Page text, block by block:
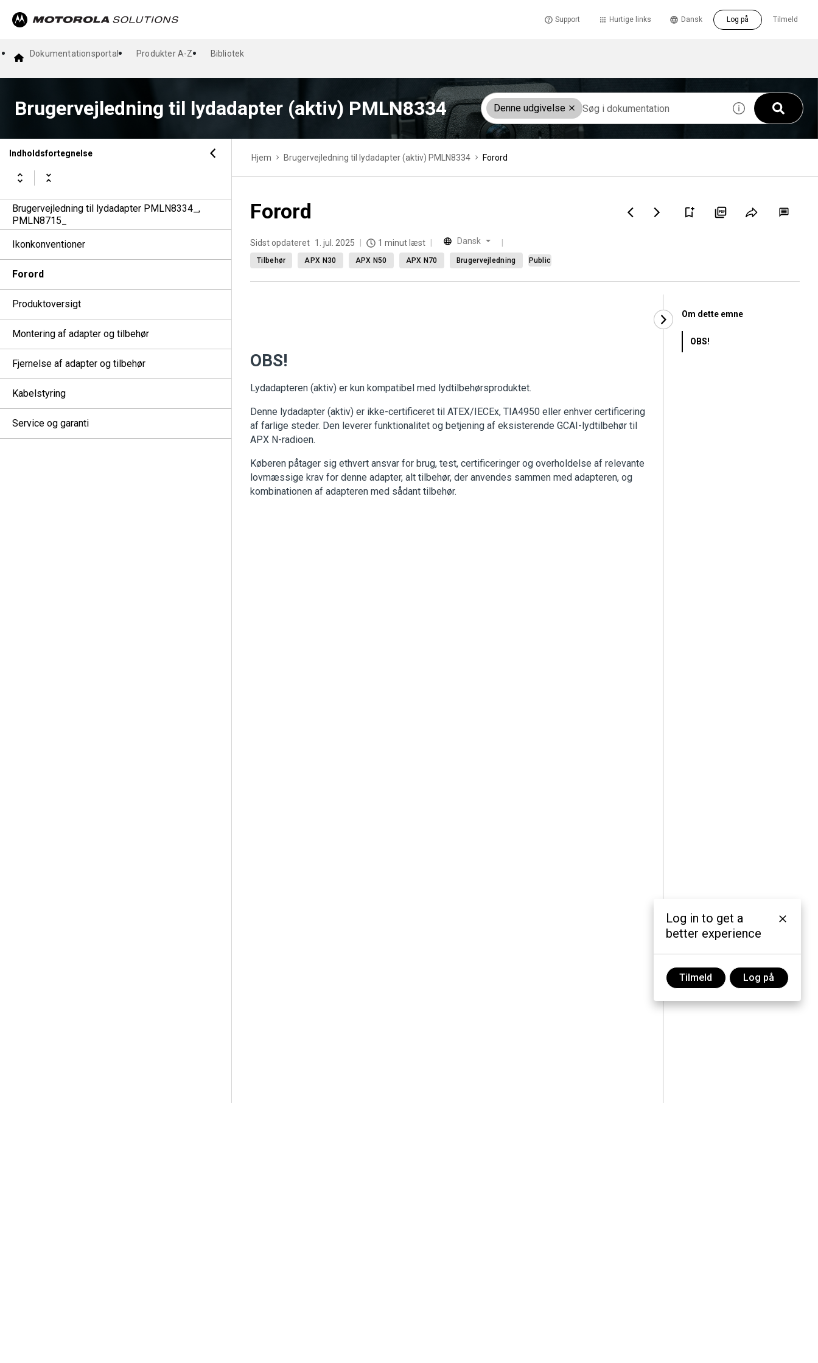
Support Hurtige links Tilmeld
Dansk Log på
Dokumentationsportal Produkter A-Z Bibliotek
Brugervejledning til lydadapter (aktiv) PMLN8334 Denne udgivelse
Indholdsfortegnelse
Brugervejledning til lydadapter PMLN8334_,
PMLN8715_
Ikonkonventioner
Forord
Produktoversigt
Montering af adapter og tilbehør
Fjernelse af adapter og tilbehør
Kabelstyring
Service og garanti
Hjem Brugervejledning til lydadapter (aktiv) PMLN8334 Forord
Forord
Sidst opdateret 1. jul. 2025 1 minut læst Dansk
Tilbehør APX N30 APX N50 APX N70 Brugervejledning Public
OBS!
Lydadapteren (aktiv) er kun kompatibel med lydtilbehørsproduktet.
Denne lydadapter (aktiv) er ikke-certificeret til ATEX/IECEx, TIA4950 eller enhver certificering
af farlige steder. Den leverer funktionalitet og betjening af eksisterende GCAI-lydtilbehør til
APX N-radioen.
Køberen påtager sig ethvert ansvar for brug, test, certificeringer og overholdelse af relevante
lovmæssige krav for denne adapter, alt tilbehør, der anvendes sammen med adapteren, og
kombinationen af adapteren med sådant tilbehør.
Om dette emne
OBS!
Log in to get a
better experience
Tilmeld Log på